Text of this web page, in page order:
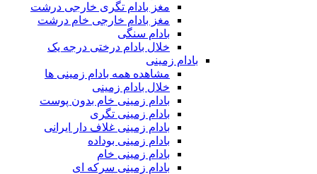
مغز بادام تگری خارجی درشت
مغز بادام خارجی خام درشت
بادام سنگی
خلال بادام درختی درجه یک
بادام زمینی
مشاهده همه بادام زمینی ها
خلال بادام زمینی
بادام زمینی خام بدون پوست
بادام زمینی تگری
بادام زمینی غلاف دار ایرانی
بادام زمینی بوداده
بادام زمینی خام
بادام زمینی سرکه ای